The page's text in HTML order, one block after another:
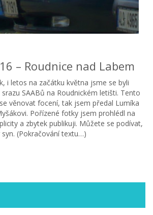
– Roudnice nad Labem
i letos na začátku května jsme se byli
SAABů na Roudnickém letišti. Tento
věnovat focení, tak jsem předal Lumíka
Pořízené fotky jsem prohlédl na
a zbytek publikuji. Můžete se podívat,
(Pokračování textu…)